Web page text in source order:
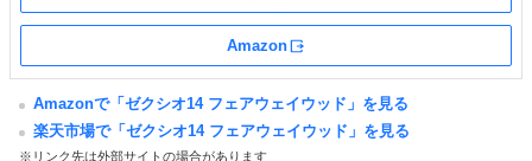
Amazon
Amazonで「ゼクシオ14 フェアウェイウッド」を見る
楽天市場で「ゼクシオ14 フェアウェイウッド」を見る
※リンク先は外部サイトの場合があります